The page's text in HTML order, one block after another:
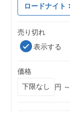
ロードナイト
売り切れ
表示する
価格
円 ～